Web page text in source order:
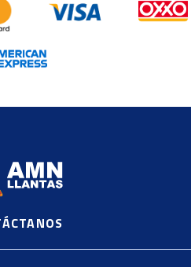
Llantas https://es.shopify.com